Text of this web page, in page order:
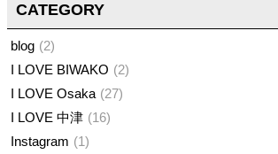
CATEGORY
blog
2
I LOVE BIWAKO
2
I LOVE Osaka
27
I LOVE 中津
16
Instagram
1